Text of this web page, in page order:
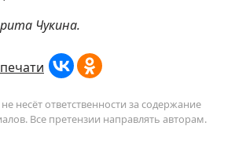
Чукина.
несёт ответственности за содержание
Все претензии направлять авторам.